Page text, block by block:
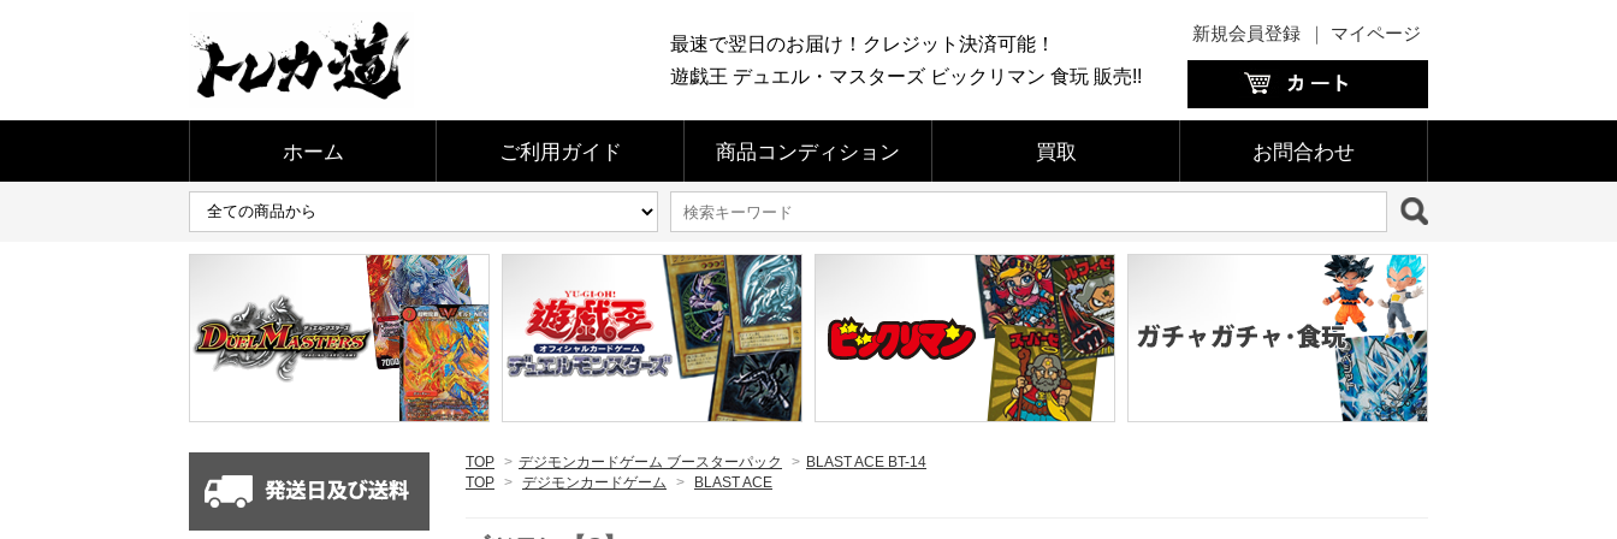
最速で翌日のお届け！クレジット決済可能！
遊戯王 デュエル・マスターズ ビックリマン 食玩 販売!!
新規会員登録 ｜ マイページ
ホーム ご利用ガイド 商品コンディション 買取 お問合わせ
TOP > デジモンカードゲーム ブースターパック > BLAST ACE BT-14
TOP > デジモンカードゲーム > BLAST ACE